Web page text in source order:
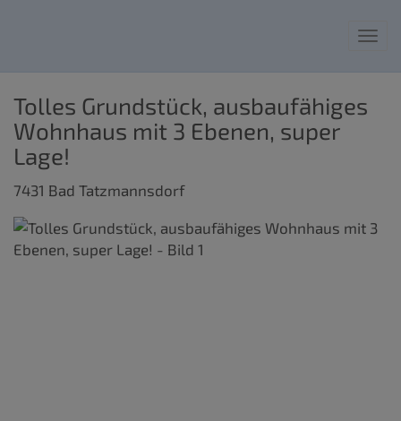
Tolles Grundstück, ausbaufähiges
Wohnhaus mit 3 Ebenen, super
Lage!
7431 Bad Tatzmannsdorf